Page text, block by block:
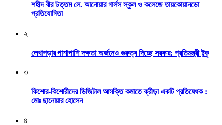
শহীদ বীর উত্তম লে. আনোয়ার গার্লস স্কুল ও কলেজে তায়কোয়ানডো
প্রতিযোগিতা
২
লেখাপড়ার পাশাপাশি দক্ষতা অর্জনেও গুরুত্ব দিচ্ছে সরকার: প্রতিমন্ত্রী টুকু
৩
কিশোর-কিশোরীদের ডিজিটাল আসক্তি কমাতে ক্রীড়া একটি প্রতিষেধক :
মোঃ ছানোয়ার হোসেন
৪